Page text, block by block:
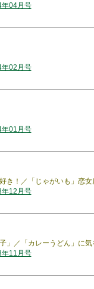
04月号
02月号
01月号
き！／「じゃがいも」恋女
12月号
」／「カレーうどん」に気
11月号